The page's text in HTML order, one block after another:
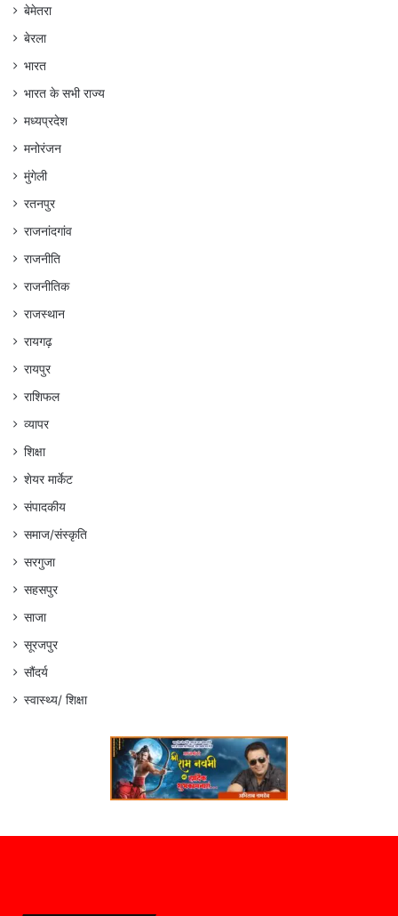
बेमेतरा
बेरला
भारत
भारत के सभी राज्य
मध्यप्रदेश
मनोरंजन
मुंगेली
रतनपुर
राजनांदगांव
राजनीति
राजनीतिक
राजस्थान
रायगढ़
रायपुर
राशिफल
व्यापर
शिक्षा
शेयर मार्केट
संपादकीय
समाज/संस्कृति
सरगुजा
सहसपुर
साजा
सूरजपुर
सौंदर्य
स्वास्थ्य/ शिक्षा